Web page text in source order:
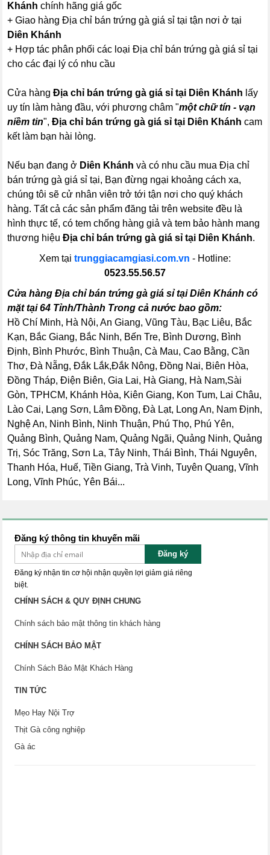
Khánh chính hãng giá gốc
+ Giao hàng Địa chỉ bán trứng gà giá sỉ tại tận nơi ở tại
Diên Khánh
+ Hợp tác phân phối các loại Địa chỉ bán trứng gà giá sỉ tại
cho các đại lý có nhu cầu
Cửa hàngĐịa chỉ bán trứng gà giá sỉ tại Diên Khánh lấy
uy tín làm hàng đầu, với phương châm "một chữ tín - vạn
niềm tin",Địa chỉ bán trứng gà giá sỉ tại Diên Khánh cam
kết làm bạn hài lòng.
Nếu bạn đang ở Diên Khánh và có nhu cầu mua Địa chỉ
bán trứng gà giá sỉ tại, Bạn đừng ngại khoảng cách xa,
chúng tôi sẽ cử nhân viên trở tới tận nơi cho quý khách
hàng. Tất cả các sản phẩm đăng tải trên website đều là
hình thực tế, có tem chống hàng giả và tem bảo hành mang
thương hiệuĐịa chỉ bán trứng gà giá sỉ tại Diên Khánh.
Xem tại trunggiacamgiasi.com.vn - Hotline:
0523.55.56.57
Cửa hàng Địa chỉ bán trứng gà giá sỉ tại Diên Khánh có
mặt tại 64 Tỉnh/Thành Trong cả nước bao gồm:
Hồ Chí Minh, Hà Nội, An Giang, Vũng Tàu, Bạc Liêu, Bắc
Kạn, Bắc Giang, Bắc Ninh, Bến Tre, Bình Dương, Bình
Định, Bình Phước, Bình Thuận, Cà Mau, Cao Bằng, Cần
Thơ, Đà Nẵng, Đắk Lắk,Đắk Nông, Đồng Nai, Biên Hòa,
Đồng Tháp, Điện Biên, Gia Lai, Hà Giang, Hà Nam,Sài
Gòn, TPHCM, Khánh Hòa, Kiên Giang, Kon Tum, Lai Châu,
Lào Cai, Lạng Sơn, Lâm Đồng, Đà Lạt, Long An, Nam Định,
Nghệ An, Ninh Bình, Ninh Thuận, Phú Thọ, Phú Yên,
Quảng Bình, Quảng Nam, Quảng Ngãi, Quảng Ninh, Quảng
Trị, Sóc Trăng, Sơn La, Tây Ninh, Thái Bình, Thái Nguyên,
Thanh Hóa, Huế, Tiền Giang, Trà Vinh, Tuyên Quang, Vĩnh
Long, Vĩnh Phúc, Yên Bái...
Đăng ký thông tin khuyến mãi
Đăng ký
Đăng ký nhận tin cơ hội nhận quyền lợi giảm giá riêng
biệt.
CHÍNH SÁCH & QUY ĐỊNH CHUNG
Chính sách bảo mật thông tin khách hàng
CHÍNH SÁCH BẢO MẬT
Chính Sách Bảo Mật Khách Hàng
TIN TỨC
Mẹo Hay Nội Trợ
Thịt Gà công nghiệp
Gà ác